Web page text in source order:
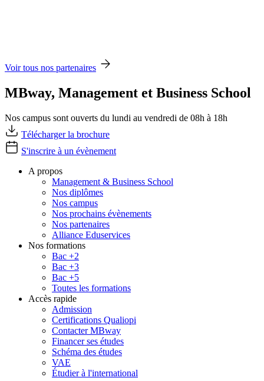
Voir tous nos partenaires
MBway, Management et Business School
Nos campus sont ouverts du lundi au vendredi de 08h à 18h
Télécharger la brochure
S'inscrire à un évènement
A propos
Management & Business School
Nos diplômes
Nos campus
Nos prochains évènements
Nos partenaires
Alliance Eduservices
Nos formations
Bac +2
Bac +3
Bac +5
Toutes les formations
Accès rapide
Admission
Certifications Qualiopi
Contacter MBway
Financer ses études
Schéma des études
VAE
Étudier à l'international